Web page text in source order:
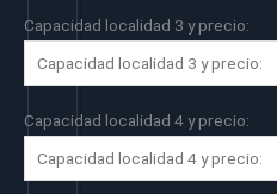
Capacidad localidad 3 y precio:
Capacidad localidad 4 y precio: